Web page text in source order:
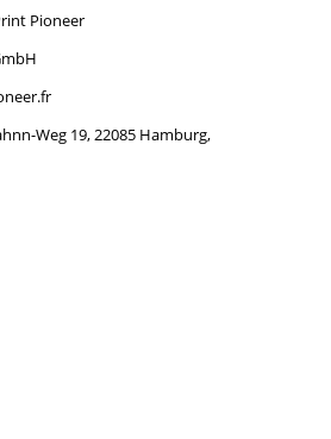
Pioneer
Weg 19, 22085 Hamburg,